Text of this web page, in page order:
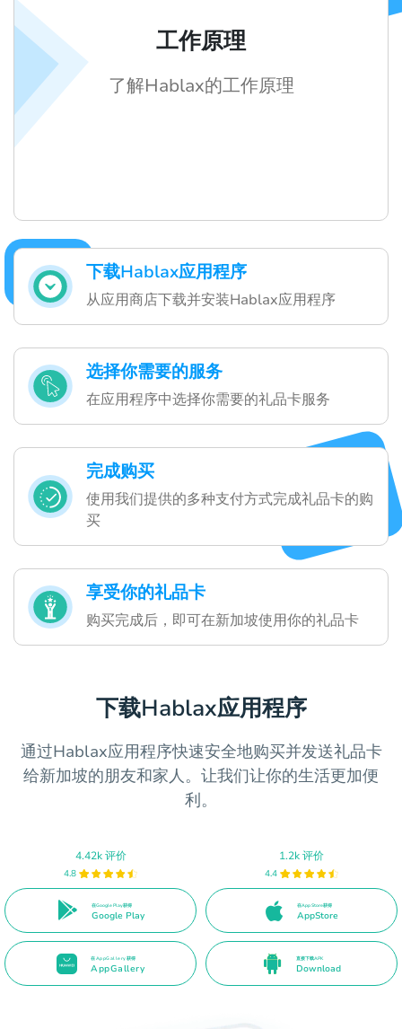
下载Hablax应用程序
从应用商店下载并安装Hablax应用程序
选择你需要的服务
在应用程序中选择你需要的礼品卡服务
完成购买
使用我们提供的多种支付方式完成礼品卡的购
买
享受你的礼品卡
购买完成后，即可在新加坡使用你的礼品卡
工作原理
了解Hablax的工作原理
下载Hablax应用程序
通过Hablax应用程序快速安全地购买并发送礼品卡
给新加坡的朋友和家人。让我们让你的生活更加便
利。
4.42k 评价
4.8
在Google Play获得
Google Play
1.2k 评价
4.4
在App Store获得
AppStore
在AppGallery获得
AppGallery
直接下载APK
Download